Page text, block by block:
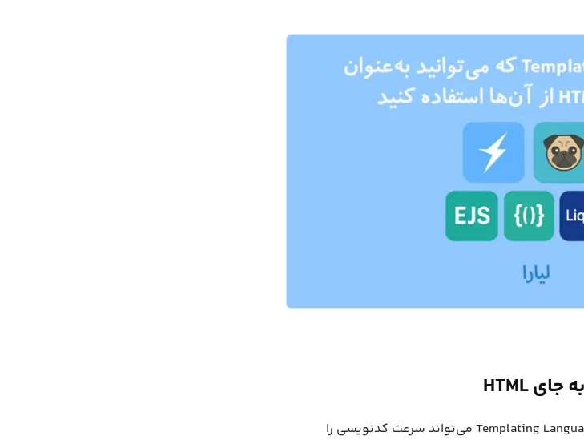
استفاده از زبان‌های قالب‌بندی یا Templating Language می‌تواند سرعت کدنویسی را